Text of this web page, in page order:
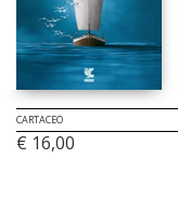
CARTACEO
€ 16,00